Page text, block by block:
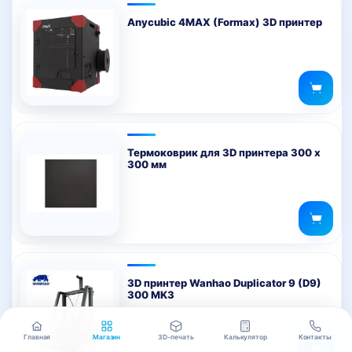
Главная Магазин 3D-печать Калькулятор Контакты
Anycubic 4MAX (Formax) 3D принтер
Термоковрик для 3D принтера 300 х
300 мм
3D принтер Wanhao Duplicator 9 (D9)
300 MK3